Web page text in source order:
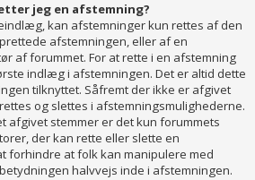
jeg en afstemning?
kan afstemninger kun rettes af den
afstemningen, eller af en
af forummet. For at rette i en afstemning
indlæg i afstemningen. Det er altid dette
tilknyttet. Såfremt der ikke er afgivet
og slettes i afstemningsmulighederne.
afgivet stemmer er det kun forummets
der kan rette eller slette en
forhindre at folk kan manipulere med
halvvejs inde i afstemningen.